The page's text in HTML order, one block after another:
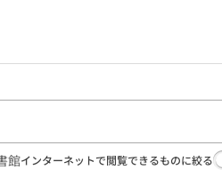
館インターネットで閲覧できるものに絞る